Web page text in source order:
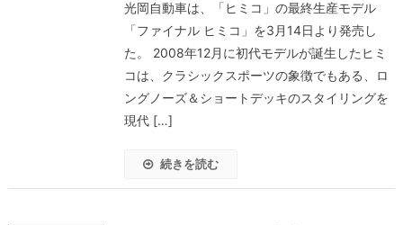
光岡自動車は、「ヒミコ」の最終生産モデル
「ファイナル ヒミコ」を3月14日より発売し
た。 2008年12月に初代モデルが誕生したヒミ
コは、クラシックスポーツの象徴でもある、ロ
ングノーズ＆ショートデッキのスタイリングを
現代 […]
続きを読む